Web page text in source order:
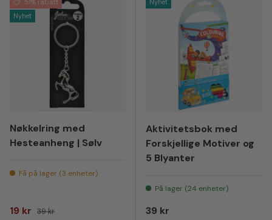
Nyhet
Nøkkelring med
Hesteanheng | Sølv
Få på lager (3 enheter)
Salgspris
19 kr Vanlig pris
39 kr
Aktivitetsbok med
Forskjellige Motiver og
5 Blyanter
På lager (24 enheter)
Vanlig pris
39 kr